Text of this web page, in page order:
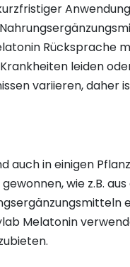
Rücksprache
leiden
variieren, daher
in einigen
wie z.B.
Melatonin